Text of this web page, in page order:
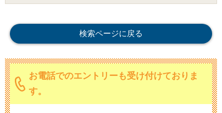
検索ページに戻る
お電話でのエントリーも受け付けておりま
す。